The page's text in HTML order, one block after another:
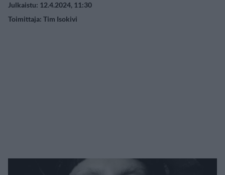
Julkaistu: 12.4.2024, 11:30
Toimittaja: Tim Isokivi